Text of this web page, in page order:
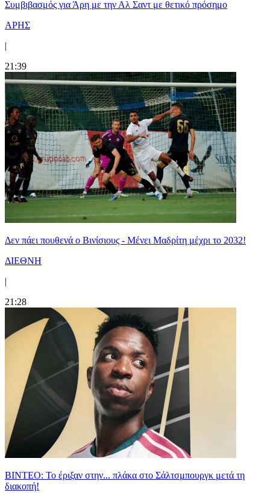
Συμβιβασμός για Άρη με την Αλ Σαντ με θετικό πρόσημο
ΑΡΗΣ
|
21:39
Δεν πάει πουθενά ο Βινίσιους - Μένει Μαδρίτη μέχρι το 2032!
ΔΙΕΘΝΗ
|
21:28
ΒΙΝΤΕΟ: Το έριξαν στην... πλάκα στο Σάλτσμπουργκ μετά τη
διακοπή!